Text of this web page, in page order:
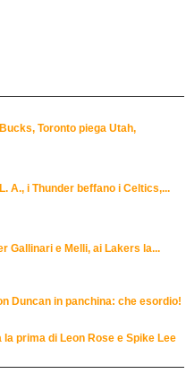
Toronto piega Utah,
A., i Thunder beffano i Celtics,...
Gallinari e Melli, ai Lakers la...
Duncan in panchina: che esordio!
la prima di Leon Rose e Spike Lee